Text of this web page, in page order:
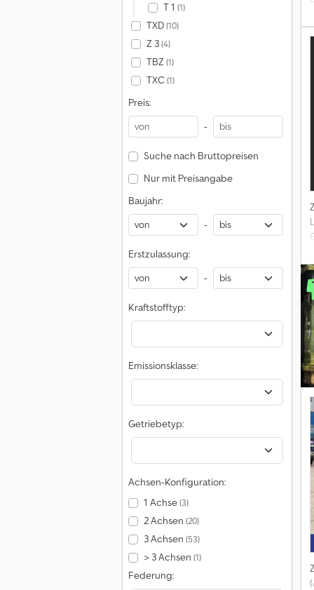
T 1 (1)
TXD(10)
Z 3(4)
TBZ(1)
TXC (1)
Preis:
-
Suche nach Bruttopreisen
Nur mit Preisangabe
Baujahr:
-
Erstzulassung:
-
Kraftstofftyp:
Emissionsklasse:
Getriebetyp:
Achsen-Konfiguration:
1 Achse(3)
2 Achsen (20)
3 Achsen (53)
> 3 Achsen (1)
Federung: